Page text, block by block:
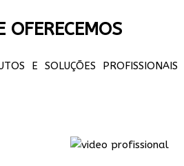
OFERECEMOS
E SOLUÇÕES PROFISSIONAIS